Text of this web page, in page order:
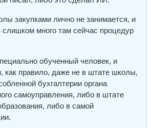
закупками лично не занимается, и
много там сейчас процедур
обученный человек, и
как правило, даже не в штате школы,
бухгалтерии органа
самоуправления, либо в штате
либо в самой